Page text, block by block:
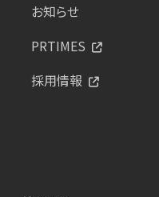
お知らせ
PRTIMES
採用情報